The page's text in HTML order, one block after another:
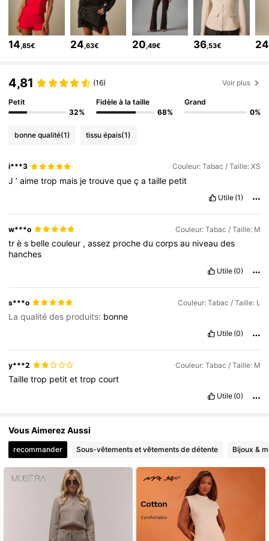
4,83 3M Suiveurs
4,83
4,83 3M Suiveurs
14,85€ 24,63€ 20,49€ 36,53€ 24
4,81 (16) Voir plus
Petit
32%
Fidèle à la taille
68%
Grand
0%
bonne qualité(1) tissu épais(1)
i***3 Couleur: Tabac / Taille: XS
J’aimetrop mais jetrouvequeçataille petit
Utile (1)
w***o Couleur: Tabac / Taille: M
très bellecouleur ,assez procheducorpsau niveaudes
hanches
Utile (0)
s***o Couleur: Tabac / Taille: L
La qualité des produits: bonne
Utile (0)
y***2 Couleur: Tabac / Taille: M
Tailletrop petitettropcourt
Utile (0)
Vous Aimerez Aussi
recommander Sous-vêtements et vêtements de détente Bijoux &